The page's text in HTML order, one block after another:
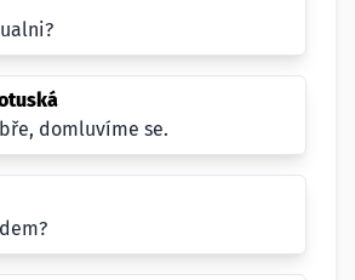
domluvíme se.